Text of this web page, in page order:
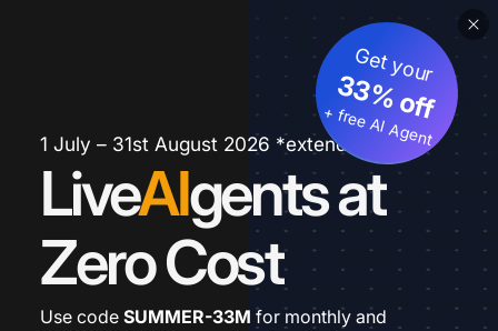
1 July – 31st August 2026 *extended
LiveAIgents at
Zero Cost
Get your
33% off
+ free AI Agent
Use code SUMMER-33M for monthly and